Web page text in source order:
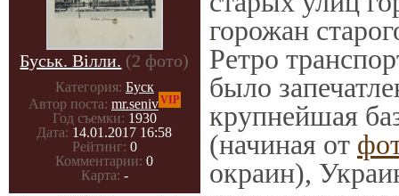
Буськ. Вілли. (2 фото)
Категория: Буск
Автор поста: mr.senivVIP
Год съемки: 1930
Дата: 14.01.2017 16:58
Рейтинг: 0
Комментарии: 0
Карта: -
горожан
Ретро
было
крупнейшая
(начиная от
окраин),